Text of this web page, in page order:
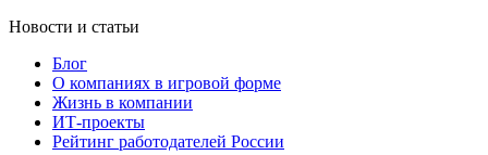
Новости и статьи
Блог
О компаниях в игровой форме
Жизнь в компании
ИТ-проекты
Рейтинг работодателей России